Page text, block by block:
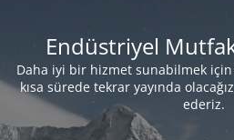
Endüstriyel
Daha iyi bir hizmet sunabilmek
kısa sürede tekrar yayında
ederiz.